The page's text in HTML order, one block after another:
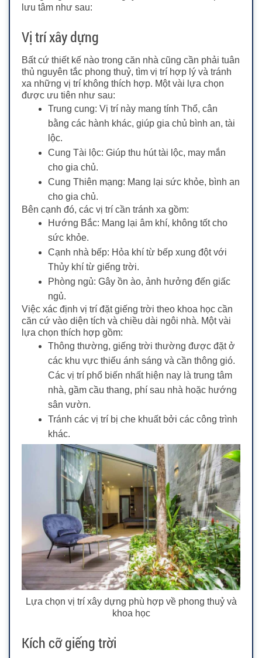
lưu tâm như sau:
Vị trí xây dựng
Bất cứ thiết kế nào trong căn nhà cũng cần phải tuân
thủ nguyên tắc phong thuỷ, tìm vị trí hợp lý và tránh
xa những vị trí không thích hợp. Một vài lựa chọn
được ưu tiên như sau:
Trung cung: Vị trí này mang tính Thổ, cân
bằng các hành khác, giúp gia chủ bình an, tài
lộc.
Cung Tài lộc: Giúp thu hút tài lộc, may mắn
cho gia chủ.
Cung Thiên mạng: Mang lại sức khỏe, bình an
cho gia chủ.
Bên cạnh đó, các vị trí cần tránh xa gồm:
Hướng Bắc: Mang lại âm khí, không tốt cho
sức khỏe.
Cạnh nhà bếp: Hỏa khí từ bếp xung đột với
Thủy khí từ giếng trời.
Phòng ngủ: Gây ồn ào, ảnh hưởng đến giấc
ngủ.
Việc xác định vị trí đặt giếng trời theo khoa học cần
căn cứ vào diện tích và chiều dài ngôi nhà. Một vài
lựa chọn thích hợp gồm:
Thông thường, giếng trời thường được đặt ở
các khu vực thiếu ánh sáng và cần thông gió.
Các vị trí phổ biến nhất hiện nay là trung tâm
nhà, gầm cầu thang, phí sau nhà hoặc hướng
sân vườn.
Tránh các vị trí bị che khuất bởi các công trình
khác.
Lựa chọn vị trí xây dựng phù hợp về phong thuỷ và
khoa học
Kích cỡ giếng trời